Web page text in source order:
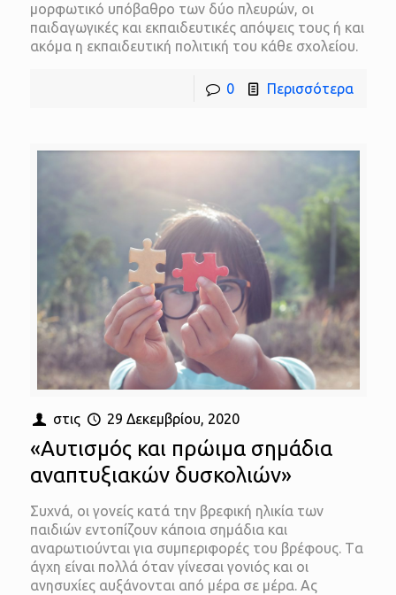
μορφωτικό υπόβαθρο των δύο πλευρών, οι
παιδαγωγικές και εκπαιδευτικές απόψεις τους ή και
ακόμα η εκπαιδευτική πολιτική του κάθε σχολείου.
0 Περισσότερα
στις 29 Δεκεμβρίου, 2020
«Αυτισμός και πρώιμα σημάδια
αναπτυξιακών δυσκολιών»
Συχνά, οι γονείς κατά την βρεφική ηλικία των
παιδιών εντοπίζουν κάποια σημάδια και
αναρωτιούνται για συμπεριφορές του βρέφους. Tα
άγχη είναι πολλά όταν γίνεσαι γονιός και οι
ανησυχίες αυξάνονται από μέρα σε μέρα. Ας